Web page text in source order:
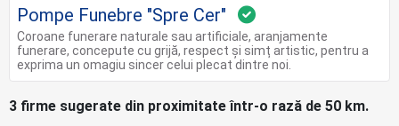
Pompe Funebre "Spre Cer"
Coroane funerare naturale sau artificiale, aranjamente
funerare, concepute cu grijă, respect și simț artistic, pentru a
exprima un omagiu sincer celui plecat dintre noi.
3 firme sugerate din proximitate într-o rază de 50 km.